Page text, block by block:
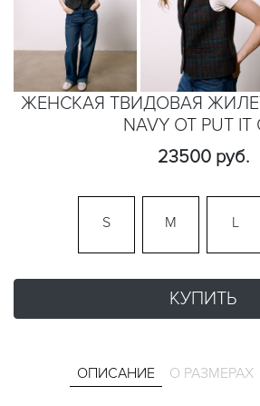
ЖЕНСКАЯ ТВИДОВАЯ
NAVY ОТ PUT IT
23500 руб.
S M L
КУПИТЬ
ОПИСАНИЕ О РАЗМЕРАХ